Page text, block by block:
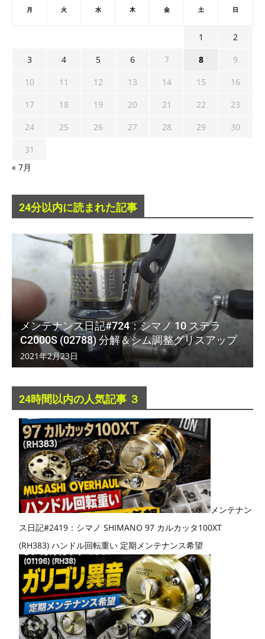
月 火 水 木 金 土 日
1
2
3
4 5 6 7 8
9
10
11 12 13 14 15
16
17
18 19 20 21 22
23
24
25 26 27 28 29
30
31
« 7月
24分以内に読まれた記事
メンテナンス日記#724：シマノ 10 ステラ
C2000S (02788) 分解＆シム調整グリスアップ
2021年2月23日
24時間以内の人気記事 ３
メンテナン
ス日記#2419：シマノ SHIMANO 97 カルカッタ100XT
(RH383) ハンドル回転重い 定期メンテナンス希望